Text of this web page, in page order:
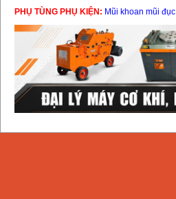
PHỤ TÙNG PHỤ KIỆN: Mũi khoan mũi đục